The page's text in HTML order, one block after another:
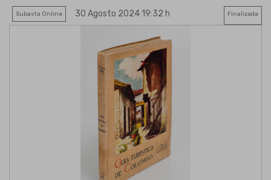
Subasta Online 30 Agosto 2024 19:32 h Finalizada